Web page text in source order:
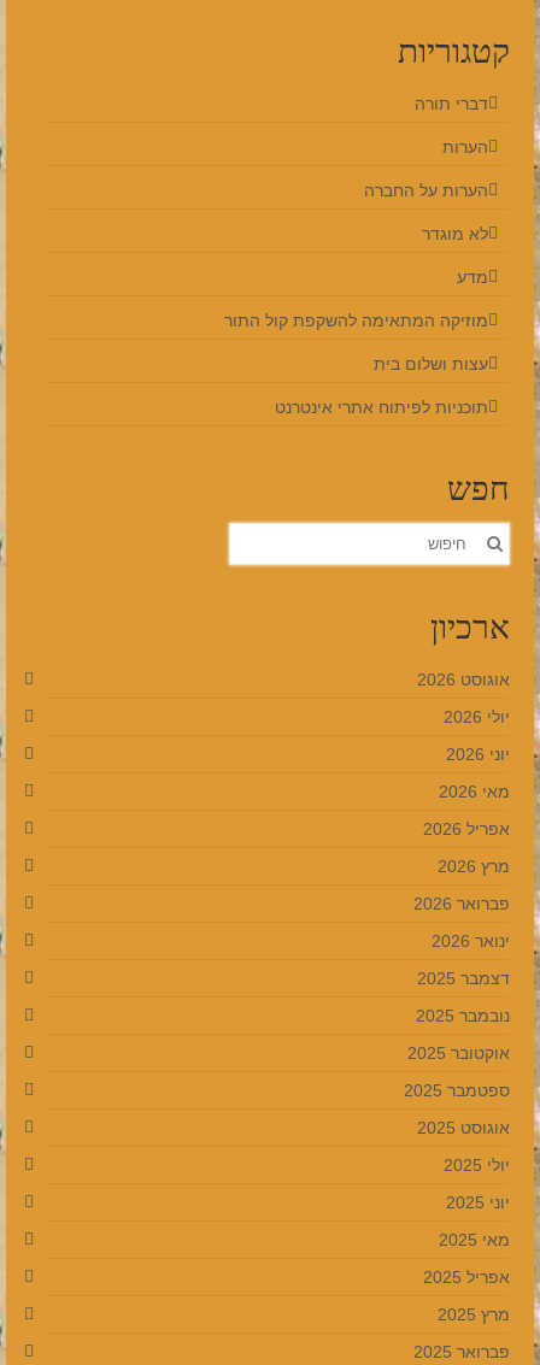
קטגוריות
דברי תורה
הערות
הערות על החברה
לא מוגדר
מדע
מוזיקה המתאימה להשקפת קול התור
עצות ושלום בית
תוכניות לפיתוח אתרי אינטרנט
חפש
חפש
את:
ארכיון
אוגוסט 2026
יולי 2026
יוני 2026
מאי 2026
אפריל 2026
מרץ 2026
פברואר 2026
ינואר 2026
דצמבר 2025
נובמבר 2025
אוקטובר 2025
ספטמבר 2025
אוגוסט 2025
יולי 2025
יוני 2025
מאי 2025
אפריל 2025
מרץ 2025
פברואר 2025